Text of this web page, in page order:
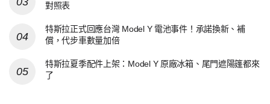
對照表
特斯拉正式回應台灣 Model Y 電池事件！承諾換新、補
償，代步車數量加倍
特斯拉夏季配件上架：Model Y 原廠冰箱、尾門遮陽篷都來
了